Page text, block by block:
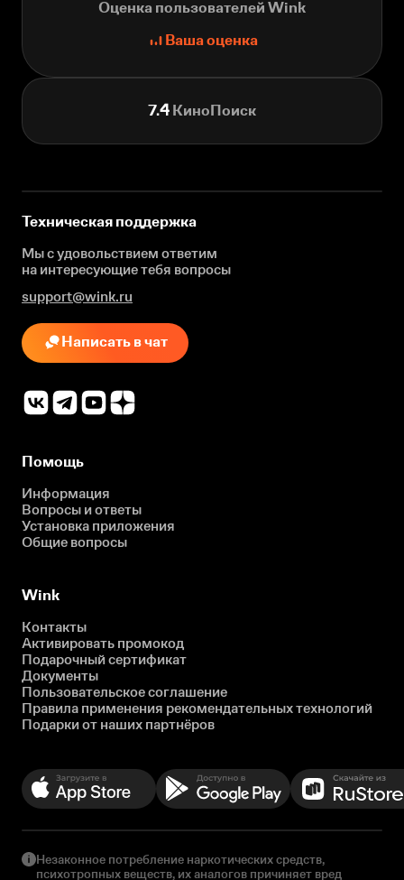
Оценка пользователей Wink
Ваша оценка
7.4 КиноПоиск
Техническая поддержка
Мы с удовольствием ответим
на интересующиетебя вопросы
support@wink.ru
Написать в чат
Помощь
Информация
Вопросы и ответы
Установка приложения
Общие вопросы
Wink
Контакты
Активировать промокод
Подарочный сертификат
Документы
Пользовательское соглашение
Правила применения рекомендательных технологий
Подарки от наших партнёров
Незаконное потребление наркотических средств,
психотропных веществ, их аналогов причиняет вред